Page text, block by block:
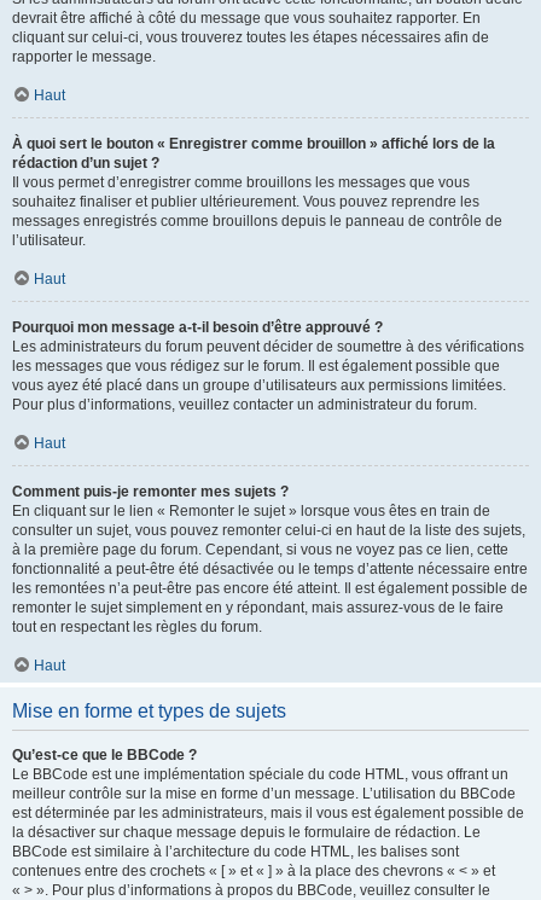
devrait être affiché à côté du message que vous souhaitez rapporter. En
cliquant sur celui-ci, vous trouverez toutes les étapes nécessaires afin de
rapporter le message.
Haut
À quoi sert le bouton « Enregistrer comme brouillon » affiché lors de la
rédaction d’un sujet ?
Il vous permet d’enregistrer comme brouillons les messages que vous
souhaitez finaliser et publier ultérieurement. Vous pouvez reprendre les
messages enregistrés comme brouillons depuis le panneau de contrôle de
l’utilisateur.
Haut
Pourquoi mon message a-t-il besoin d’être approuvé ?
Les administrateurs du forum peuvent décider de soumettre à des vérifications
les messages que vous rédigez sur le forum. Il est également possible que
vous ayez été placé dans un groupe d’utilisateurs aux permissions limitées.
Pour plus d’informations, veuillez contacter un administrateur du forum.
Haut
Comment puis-je remonter mes sujets ?
En cliquant sur le lien « Remonter le sujet » lorsque vous êtes en train de
consulter un sujet, vous pouvez remonter celui-ci en haut de la liste des sujets,
à la première page du forum. Cependant, si vous ne voyez pas ce lien, cette
fonctionnalité a peut-être été désactivée ou le temps d’attente nécessaire entre
les remontées n’a peut-être pas encore été atteint. Il est également possible de
remonter le sujet simplement en y répondant, mais assurez-vous de le faire
tout en respectant les règles du forum.
Haut
Mise en forme et types de sujets
Qu’est-ce que le BBCode ?
Le BBCode est une implémentation spéciale du code HTML, vous offrant un
meilleur contrôle sur la mise en forme d’un message. L’utilisation du BBCode
est déterminée par les administrateurs, mais il vous est également possible de
la désactiver sur chaque message depuis le formulaire de rédaction. Le
BBCode est similaire à l’architecture du code HTML, les balises sont
contenues entre des crochets « [ » et « ] » à la place des chevrons « < » et
« > ». Pour plus d’informations à propos du BBCode, veuillez consulter le